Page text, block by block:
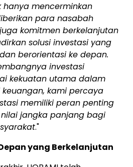
mencerminkan
para nasabah
komitmen berkelanjutan
solusi investasi yang
berorientasi ke depan.
investasi
kekuatan utama dalam
kami percaya
memiliki peran penting
jangka panjang bagi
."
yang Berkelanjutan